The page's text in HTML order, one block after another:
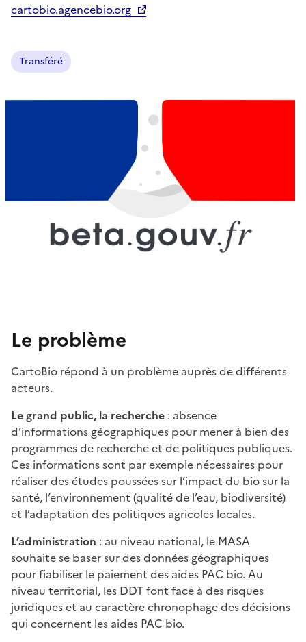
cartobio.agencebio.org
Transféré
Le problème
CartoBio répond à un problème auprès de différents
acteurs.
Le grand public, la recherche : absence
d’informations géographiques pour mener à bien des
programmes de recherche et de politiques publiques.
Ces informations sont par exemple nécessaires pour
réaliser des études poussées sur l’impact du bio sur la
santé, l’environnement (qualité de l’eau, biodiversité)
et l’adaptation des politiques agricoles locales.
L’administration : au niveau national, le MASA
souhaite se baser sur des données géographiques
pour fiabiliser le paiement des aides PAC bio. Au
niveau territorial, les DDT font face à des risques
juridiques et au caractère chronophage des décisions
qui concernent les aides PAC bio.